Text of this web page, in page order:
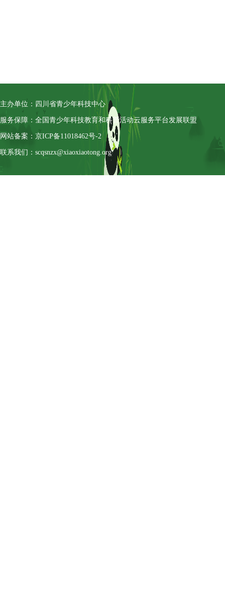
主办单位：四川省青少年科技中心
服务保障：全国青少年科技教育和科普活动云服务平台发展联盟
网站备案：京ICP备11018462号-2
联系我们：scqsnzx@xiaoxiaotong.org